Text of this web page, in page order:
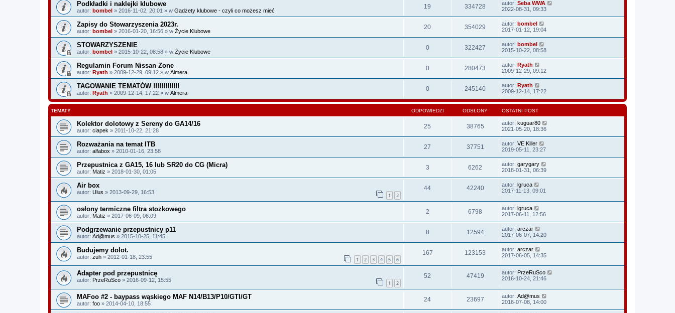
Podkładki i naklejki klubowe
autor: bombel » 2016-11-02, 20:01 » w Gadżety klubowe - czyli co możesz mieć
19 334728 autor: Seba WWA
2022-08-31, 09:33
Zapisy do Stowarzyszenia 2023r.
autor: bombel » 2016-01-20, 16:56 » w Życie Klubowe
20 354029 autor: bombel
2017-01-12, 19:04
STOWARZYSZENIE
autor: bombel » 2015-10-22, 08:58 » w Życie Klubowe
0 322427 autor: bombel
2015-10-22, 08:58
Regulamin Forum Nissan Zone
autor: Ryath » 2009-12-29, 09:12 » w Almera
0 280473 autor: Ryath
2009-12-29, 09:12
TAGOWANIE TEMATÓW !!!!!!!!!!!!!
autor: Ryath » 2009-12-14, 17:22 » w Almera
0 245140 autor: Ryath
2009-12-14, 17:22
TEMATY ODPOWIEDZI ODSŁONY OSTATNI POST
Kolektor dolotowy z Sereny do GA14/16
autor: ciapek » 2011-10-22, 21:28
25 38765 autor: kuguar80
2021-05-20, 18:36
Rozważania na temat ITB
autor: alfabox » 2010-01-16, 23:58
27 37751 autor: VE Killer
2019-05-11, 23:27
Przepustnica z GA15, 16 lub SR20 do CG (Micra)
autor: Matiz » 2018-01-30, 01:05
3 6262 autor: garygary
2018-01-31, 06:39
Air box
autor: Ulus » 2013-09-29, 16:53 1 2
44 42240 autor: lgruca
2017-11-13, 09:01
osłony termiczne filtra stozkowego
autor: Matiz » 2017-06-09, 06:09
2 6798 autor: lgruca
2017-06-11, 12:56
Podgrzewanie przepustnicy p11
autor: Ad@mus » 2015-10-25, 11:45
8 12594 autor: arczar
2017-06-07, 14:20
Budujemy dolot.
autor: zuh » 2012-01-18, 23:55 1 2 3 4 5 6
167 123153 autor: arczar
2017-06-05, 14:35
Adapter pod przepustnicę
autor: PrzeRuSco » 2016-09-12, 15:55 1 2
52 47419 autor: PrzeRuSco
2016-10-24, 21:46
MAFoo #2 - baypass wąskiego MAF N14/B13/P10/GTI/GT
autor: foo » 2014-04-10, 18:55
24 23697 autor: Ad@mus
2016-07-08, 14:00